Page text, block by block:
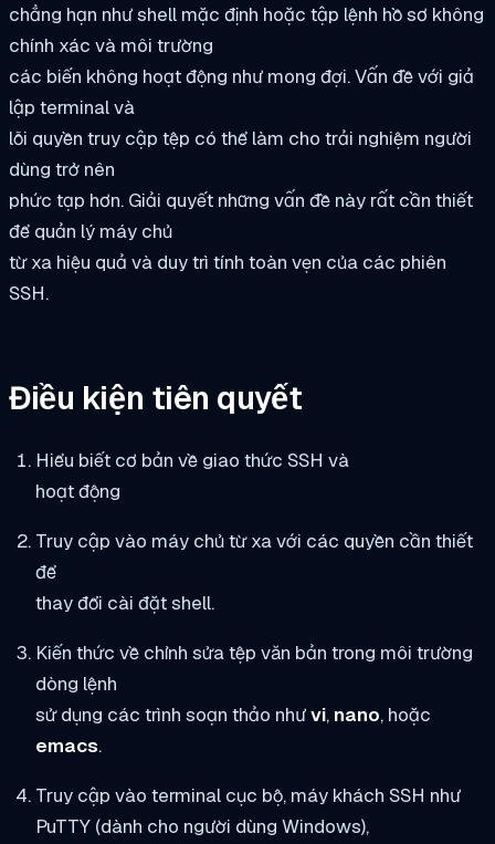
chẳng hạn như shell mặc định hoặc tập lệnh hồ sơ không
chính xác và môi trường
các biến không hoạt động như mong đợi. Vấn đề với giả
lập terminal và
lỗi quyền truy cập tệp có thể làm cho trải nghiệm người
dùng trở nên
phức tạp hơn. Giải quyết những vấn đề này rất cần thiết
để quản lý máy chủ
từ xa hiệu quả và duy trì tính toàn vẹn của các phiên
SSH.
Điều kiện tiên quyết
Hiểu biết cơ bản về giao thức SSH và
hoạt động
Truy cập vào máy chủ từ xa với các quyền cần thiết
để
thay đổi cài đặt shell.
Kiến thức về chỉnh sửa tệp văn bản trong môi trường
dòng lệnh
sử dụng các trình soạn thảo nhưvi, nano, hoặc
emacs.
Truy cập vào terminal cục bộ, máy khách SSH như
PuTTY (dành cho người dùng Windows),